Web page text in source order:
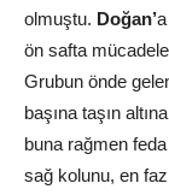
olmuştu. Doğan’
ön safta
Grubun önde
başına taşın
buna rağmen
sağ kolunu, en